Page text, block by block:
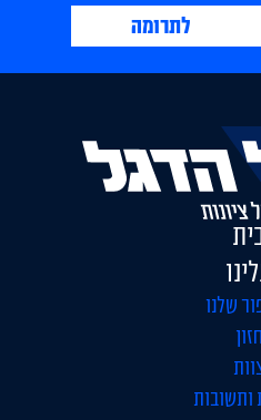
לתרומה
שלנו
חזון
ותשובות